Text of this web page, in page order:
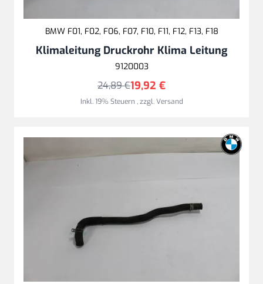
BMW F01, F02, F06, F07, F10, F11, F12, F13, F18
Klimaleitung Druckrohr Klima Leitung
9120003
19,92 €
24,89 €
Inkl. 19% Steuern,zzgl.Versand